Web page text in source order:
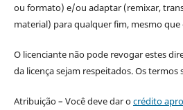
ou formato) e/ou adaptar (remixar,
material) para qualquer fim, mesmo que
O licenciante não pode revogar estes
da licença sejam respeitados. Os termos
Atribuição – Você deve dar ocrédito